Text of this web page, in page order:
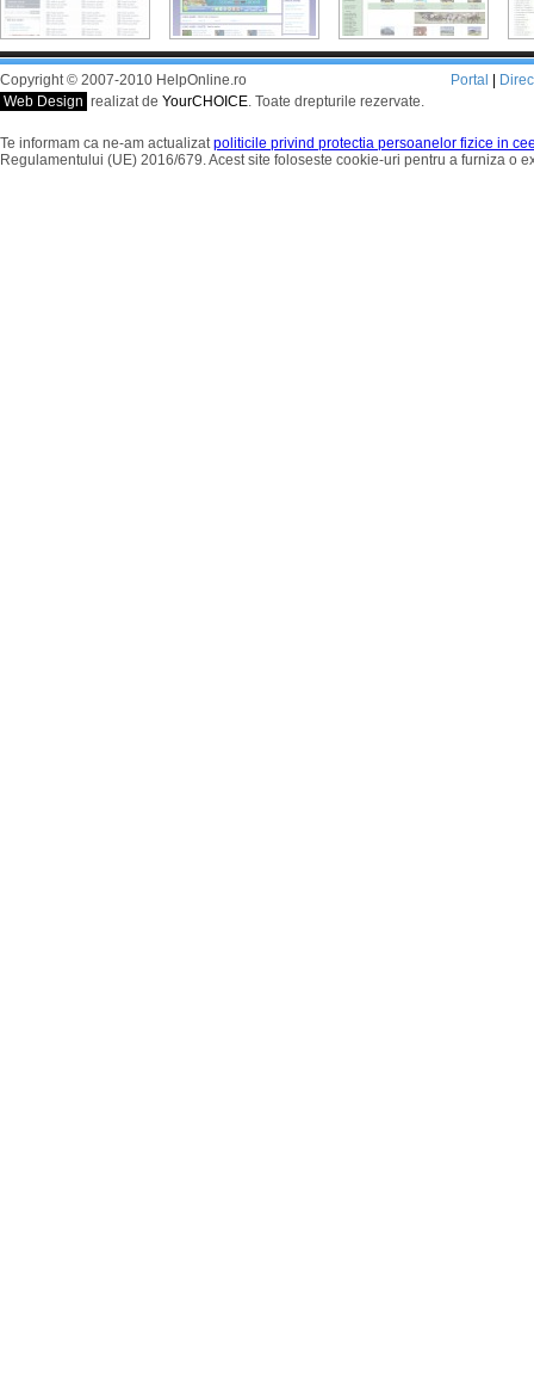
Copyright © 2007-2010 HelpOnline.ro
Web Design realizat de YourCHOICE. Toate drepturile rezervate.
Portal
Te informam ca ne-am actualizatpoliticile privind protectia persoanelor fizice in
Regulamentului (UE) 2016/679. Acest site foloseste cookie-uri pentru a furniza o